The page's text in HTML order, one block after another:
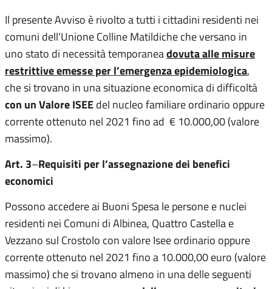
Il presente Avviso è rivolto a tutti i cittadini residenti nei
comuni dell’Unione Colline Matildiche che versano in
uno stato di necessità temporaneadovuta alle misure
restrittive emesse per l’emergenza epidemiologica,
che si trovano in una situazione economica di difficoltà
con un Valore ISEE del nucleo familiare ordinario oppure
corrente ottenuto nel 2021 fino ad € 10.000,00 (valore
massimo).
Art. 3–Requisiti per l’assegnazione dei benefici
economici
Possono accedere ai Buoni Spesa le persone e nuclei
residenti nei Comuni di Albinea, Quattro Castella e
Vezzano sul Crostolo con valore Isee ordinario oppure
corrente ottenuto nel 2021 fino a 10.000,00 euro (valore
massimo) che si trovano almeno in una delle seguenti